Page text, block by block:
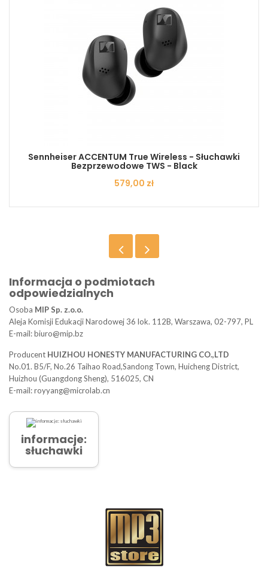
Sennheiser ACCENTUM True Wireless - Słuchawki
Bezprzewodowe TWS - Black
Cena
579,00 zł
Informacja o podmiotach
odpowiedzialnych
Osoba MIP Sp. z.o.o.
Aleja Komisji Edukacji Narodowej 36 lok. 112B, Warszawa, 02-797, PL
E-mail: biuro@mip.bz
Producent HUIZHOU HONESTY MANUFACTURING CO.,LTD
No.01. B5/F, No.26 Taihao Road,Sandong Town, Huicheng District,
Huizhou (Guangdong Sheng), 516025, CN
E-mail: royyang@microlab.cn
informacje:
słuchawki